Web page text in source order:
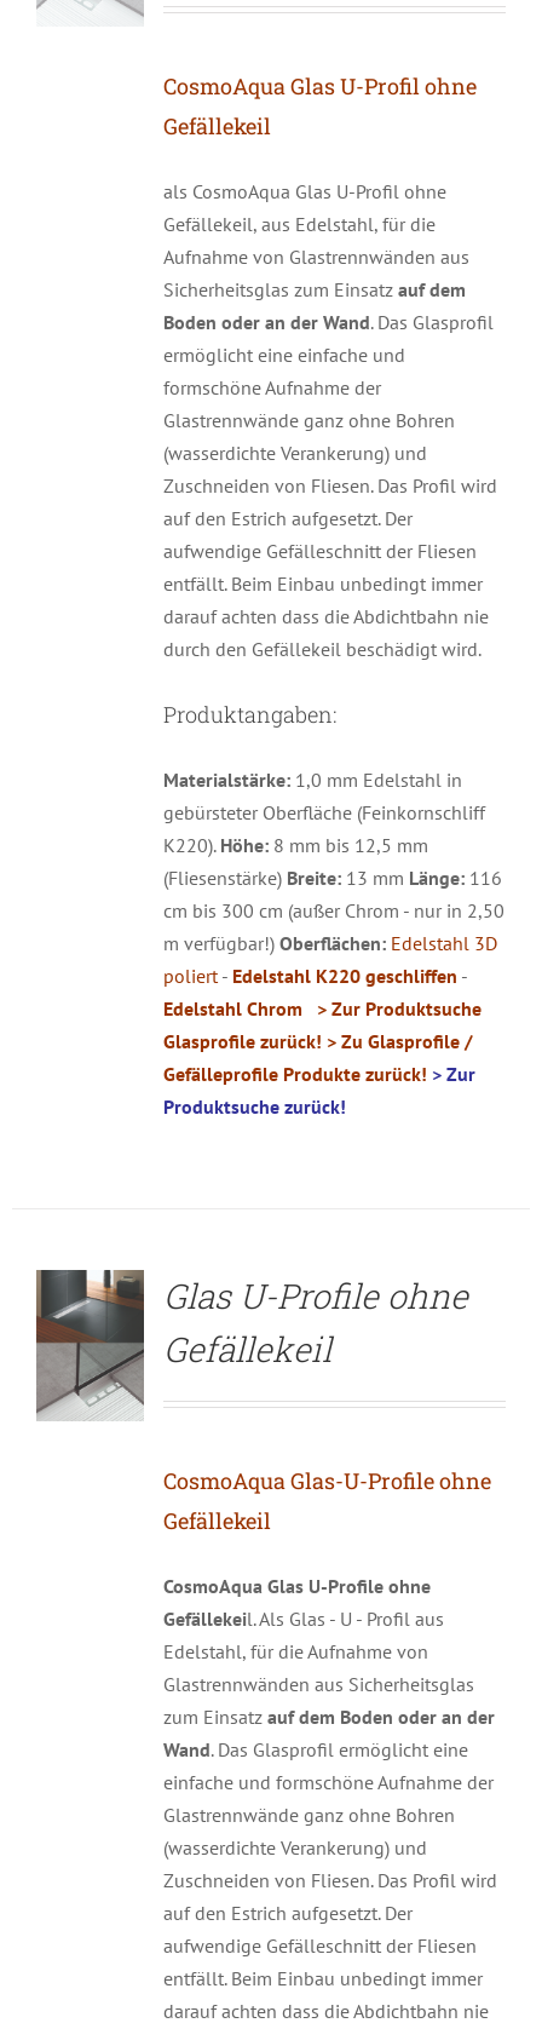
CosmoAqua Glas U-Profil ohne
Gefällekeil
als CosmoAqua Glas U-Profil ohne
Gefällekeil, aus Edelstahl, für die
Aufnahme von Glastrennwänden aus
Sicherheitsglas zum Einsatz auf dem
Boden oder an der Wand. Das Glasprofil
ermöglicht eine einfache und
formschöne Aufnahme der
Glastrennwände ganz ohne Bohren
(wasserdichte Verankerung) und
Zuschneiden von Fliesen. Das Profil wird
auf den Estrich aufgesetzt. Der
aufwendige Gefälleschnitt der Fliesen
entfällt. Beim Einbau unbedingt immer
darauf achten dass die Abdichtbahn nie
durch den Gefällekeil beschädigt wird.
Produktangaben:
Materialstärke:1,0 mm Edelstahl in
gebürsteter Oberfläche (Feinkornschliff
K220). Höhe:8 mm bis 12,5 mm
(Fliesenstärke) Breite:13 mm Länge:116
cm bis 300 cm (außer Chrom - nur in 2,50
m verfügbar!) Oberflächen: Edelstahl 3D
poliert- Edelstahl K220 geschliffen -
Edelstahl Chrom
> Zur Produktsuche
Glasprofile zurück! > Zu Glasprofile /
Gefälleprofile Produkte zurück! > Zur
Produktsuche zurück!
Glas U-Profile ohne
Gefällekeil
CosmoAqua Glas-U-Profile ohne
Gefällekeil
CosmoAqua Glas U-Profile ohne
Gefällekeil. Als Glas - U - Profil aus
Edelstahl, für die Aufnahme von
Glastrennwänden aus Sicherheitsglas
zum Einsatz auf dem Boden oder an der
Wand. Das Glasprofil ermöglicht eine
einfache und formschöne Aufnahme der
Glastrennwände ganz ohne Bohren
(wasserdichte Verankerung) und
Zuschneiden von Fliesen. Das Profil wird
auf den Estrich aufgesetzt. Der
aufwendige Gefälleschnitt der Fliesen
entfällt. Beim Einbau unbedingt immer
darauf achten dass die Abdichtbahn nie